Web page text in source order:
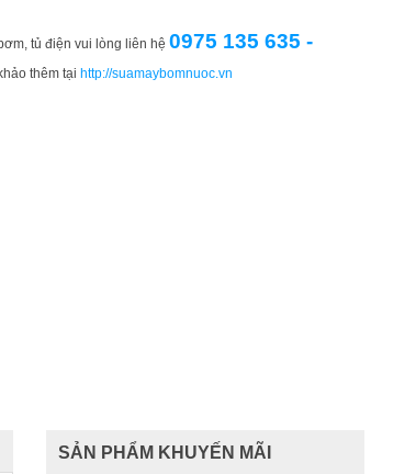
tủ điện vui lòng liên hệ 0975 135 635 -
thêm tại http://suamaybomnuoc.vn
SẢN PHẨM KHUYẾN MÃI